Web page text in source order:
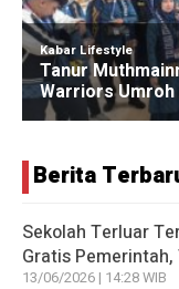
Berita
Sekolah Terluar
Gratis Pemerintah,
13/06/2026 | 14:28 WIB